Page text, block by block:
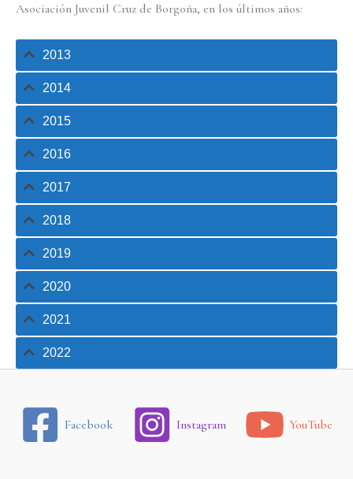
Asociación Juvenil Cruz de Borgoña, en los últimos años:
2013
2014
2015
2016
2017
2018
2019
2020
2021
2022
Facebook Instagram YouTube